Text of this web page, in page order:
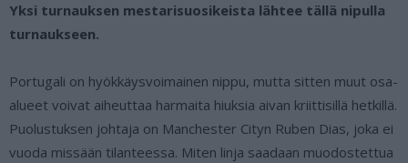
Yksi turnauksen mestarisuosikeista lähtee tällä nipulla
turnaukseen.
Portugali on hyökkäysvoimainen nippu, mutta sitten muut osa-
alueet voivat aiheuttaa harmaita hiuksia aivan kriittisillä hetkillä.
Puolustuksen johtaja on Manchester Cityn Ruben Dias, joka ei
vuoda missään tilanteessa. Miten linja saadaan muodostettua